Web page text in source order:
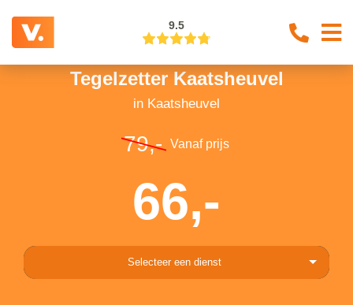
9.5
Tegelzetter Kaatsheuvel
in Kaatsheuvel
79,- Vanaf prijs
66,-
Selecteer een dienst